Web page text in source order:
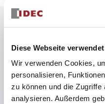
Diese Webseite
Wir verwenden Cookies,
personalisieren,
zu können und die
analysieren. Außerdem
Kombinieren Sie
Drucktasten in einer
LED- oder